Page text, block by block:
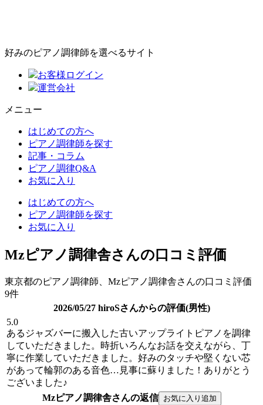
好みのピアノ調律師を選べるサイト
お客様ログイン
運営会社
メニュー
はじめての方へ
ピアノ調律師を探す
記事・コラム
ピアノ調律Q&A
お気に入り
はじめての方へ
ピアノ調律師を探す
お気に入り
Mzピアノ調律舎さんの口コミ評価
東京都のピアノ調律師、Mzピアノ調律舎さんの口コミ評価
9件
2026/05/27 hiroSさんからの評価(男性)
5.0
あるジャズバーに搬入した古いアップライトピアノを調律
していただきました。時折いろんなお話を交えながら、丁
寧に作業していただきました。好みのタッチや堅くない芯
があって輪郭のある音色…見事に蘇りました！ありがとう
ございました♪
Mzピアノ調律舎さんの返信